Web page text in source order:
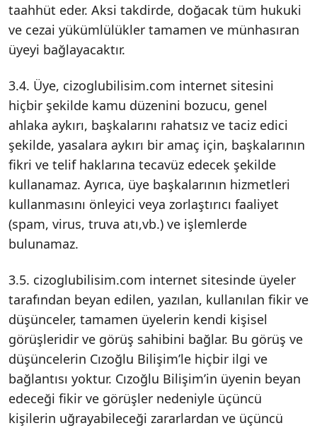
taahhüt eder. Aksi takdirde, doğacak tüm hukuki
ve cezai yükümlülükler tamamen ve münhasıran
üyeyi bağlayacaktır.
3.4. Üye, cizoglubilisim.com internet sitesini
hiçbir şekilde kamu düzenini bozucu, genel
ahlaka aykırı, başkalarını rahatsız ve taciz edici
şekilde, yasalara aykırı bir amaç için, başkalarının
fikri ve telif haklarına tecavüz edecek şekilde
kullanamaz. Ayrıca, üye başkalarının hizmetleri
kullanmasını önleyici veya zorlaştırıcı faaliyet
(spam, virus, truva atı,vb.) ve işlemlerde
bulunamaz.
3.5. cizoglubilisim.com internet sitesinde üyeler
tarafından beyan edilen, yazılan, kullanılan fikir ve
düşünceler, tamamen üyelerin kendi kişisel
görüşleridir ve görüş sahibini bağlar. Bu görüş ve
düşüncelerin Cızoğlu Bilişim’le hiçbir ilgi ve
bağlantısı yoktur. Cızoğlu Bilişim’in üyenin beyan
edeceği fikir ve görüşler nedeniyle üçüncü
kişilerin uğrayabileceği zararlardan ve üçüncü